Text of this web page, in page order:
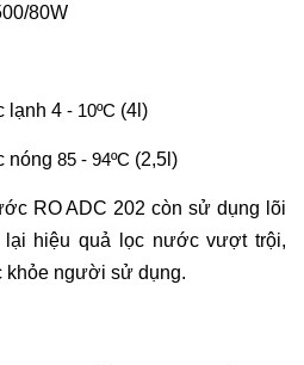
80W
lạnh 4 - 10ºC (4l)
nóng 85 - 94ºC (2,5l)
RO ADC 202 còn sử dụng lõi
lại hiệu quả lọc nước vượt trội,
khỏe người sử dụng.